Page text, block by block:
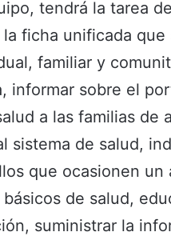
tendrá la tarea
ficha unificada
familiar y
informar sobre el
a las familias de
sistema de salud,
que ocasionen un
de salud,
suministrar la